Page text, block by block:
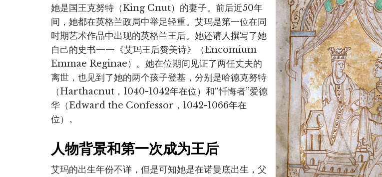
她是国王克努特（King Cnut）的妻子。前后近50年
间，她都在英格兰政局中举足轻重。艾玛是第一位在同
时期艺术作品中出现的英格兰王后。她还请人撰写了她
自己的史书——《艾玛王后赞美诗》（Encomium
Emmae Reginae）。她在位期间见证了两任丈夫的
离世，也见到了她的两个孩子登基，分别是哈德克努特
（Harthacnut，1040-1042年在位）和“忏悔者”爱德
华（Edward the Confessor，1042-1066年在
位）。
人物背景和第一次成为王后
艾玛的出生年份不详，但是可知她是在诺曼底出生，父